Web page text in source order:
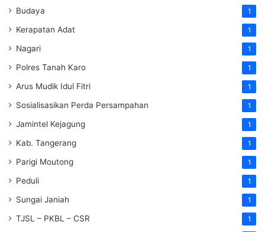
Budaya 1
Kerapatan Adat 1
Nagari 1
Polres Tanah Karo 1
Arus Mudik Idul Fitri 1
Sosialisasikan Perda Persampahan 1
Jamintel Kejagung 1
Kab. Tangerang 1
Parigi Moutong 1
Peduli 1
Sungai Janiah 1
TJSL – PKBL – CSR 1